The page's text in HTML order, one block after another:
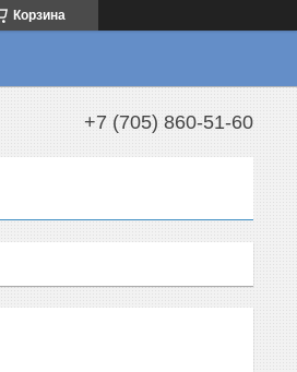
Корзина
+7 (705) 860-51-60